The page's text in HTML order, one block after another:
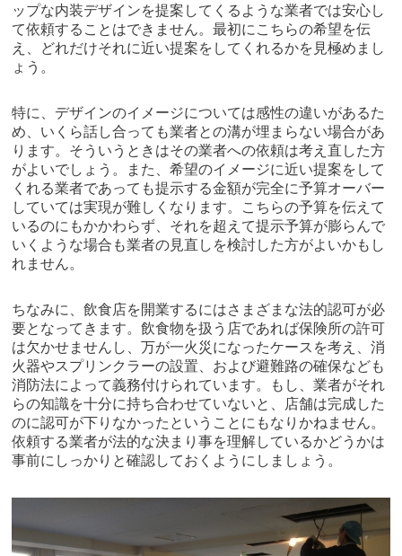
ップな内装デザインを提案してくるような業者では安心し
て依頼することはできません。最初にこちらの希望を伝
え、どれだけそれに近い提案をしてくれるかを見極めまし
ょう。
特に、デザインのイメージについては感性の違いがあるた
め、いくら話し合っても業者との溝が埋まらない場合があ
ります。そういうときはその業者への依頼は考え直した方
がよいでしょう。また、希望のイメージに近い提案をして
くれる業者であっても提示する金額が完全に予算オーバー
していては実現が難しくなります。こちらの予算を伝えて
いるのにもかかわらず、それを超えて提示予算が膨らんで
いくような場合も業者の見直しを検討した方がよいかもし
れません。
ちなみに、飲食店を開業するにはさまざまな法的認可が必
要となってきます。飲食物を扱う店であれば保険所の許可
は欠かせませんし、万が一火災になったケースを考え、消
火器やスプリンクラーの設置、および避難路の確保なども
消防法によって義務付けられています。もし、業者がそれ
らの知識を十分に持ち合わせていないと、店舗は完成した
のに認可が下りなかったということにもなりかねません。
依頼する業者が法的な決まり事を理解しているかどうかは
事前にしっかりと確認しておくようにしましょう。